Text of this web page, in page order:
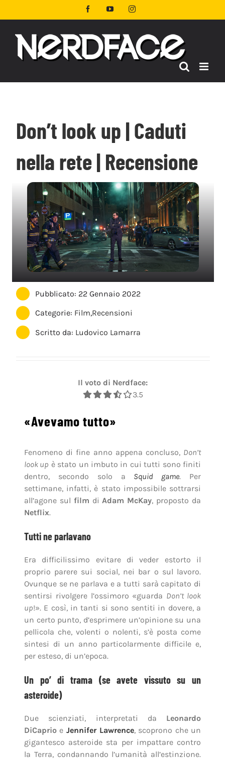
al
FacebookYouTubeInstagram
Don’t look up | Caduti
nella rete | Recensione
Pubblicato: 22 Gennaio 2022
Categorie: Film,Recensioni
Scritto da: Ludovico Lamarra
Il voto di Nerdface:
3.5
«Avevamo tutto»
Fenomeno di fine anno appena concluso, Don’t
look up è stato un imbuto in cui tutti sono finiti
dentro, secondo solo a Squid game. Per
settimane, infatti, è stato impossibile sottrarsi
all’agone sul film diAdam McKay, proposto da
Netflix.
Tutti ne parlavano
Era difficilissimo evitare di veder estorto il
proprio parere sui social, nei bar o sul lavoro.
Ovunque se ne parlava e a tutti sarà capitato di
sentirsi rivolgere l’ossimoro «guarda Don’t look
up!». E così, in tanti si sono sentiti in dovere, a
un certo punto, d’esprimere un’opinione su una
pellicola che, volenti o nolenti, s’è posta come
sintesi di un anno particolarmente difficile e,
per esteso, di un’epoca.
Un po’ di trama (se avete vissuto su un
asteroide)
Due scienziati, interpretati da Leonardo
DiCaprioe Jennifer Lawrence, scoprono che un
gigantesco asteroide sta per impattare contro
la Terra, condannando l’umanità all’estinzione.